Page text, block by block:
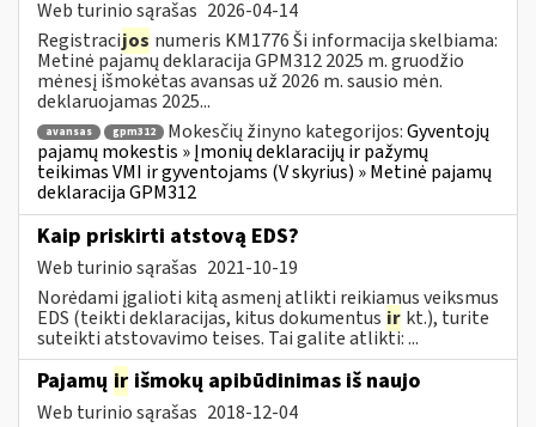
Web turinio sąrašas 2026-04-14
Registracijos numeris KM1776 Ši informacija skelbiama:
Metinė pajamų deklaracija GPM312 2025 m. gruodžio
mėnesį išmokėtas avansas už 2026 m. sausio mėn.
deklaruojamas 2025...
avansas gpm312 Mokesčių žinyno kategorijos:Gyventojų
pajamų mokestis » Įmonių deklaracijų ir pažymų
teikimas VMI ir gyventojams (V skyrius) » Metinė pajamų
deklaracija GPM312
Kaip priskirti atstovą EDS?
Web turinio sąrašas 2021-10-19
Norėdami įgalioti kitą asmenį atlikti reikiamus veiksmus
EDS (teikti deklaracijas, kitus dokumentus ir kt.), turite
suteikti atstovavimo teises. Tai galite atlikti: ...
Pajamų ir išmokų apibūdinimas iš naujo
Web turinio sąrašas 2018-12-04